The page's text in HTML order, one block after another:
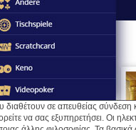
διαθέτουν σε απευθείας σύνδεση
να σας εξυπηρετήσει. Οι